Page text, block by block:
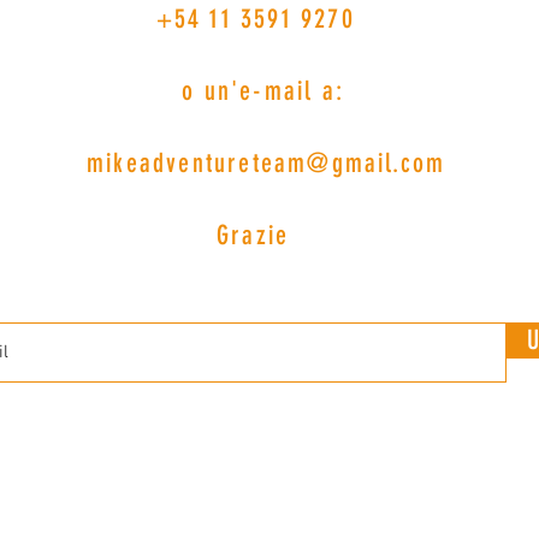
3591 9270
mail a: